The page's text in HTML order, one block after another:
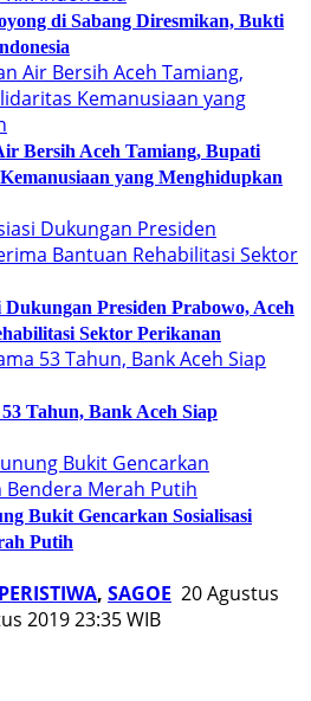
di Sabang Diresmikan, Bukti
Bersih Aceh Tamiang, Bupati
yang Menghidupkan
Presiden Prabowo, Aceh
Sektor Perikanan
Tahun, Bank Aceh Siap
Bukit Gencarkan Sosialisasi
Putih
PERISTIWA, SAGOE 20 Agustus
2019 23:35 WIB